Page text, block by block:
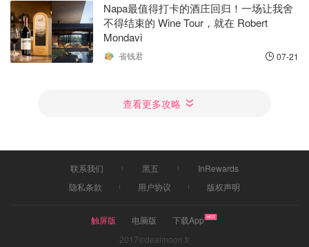
Napa最值得打卡的酒庄回归！一场让我舍
不得结束的 Wine Tour，就在 Robert
Mondavi
省钱君 07-21
查看更多攻略
联系我们 黑五
InRewards
隐私条款
用户协议 版权声明
触屏版 电脑版
下载App
2017©dealmoon.fr